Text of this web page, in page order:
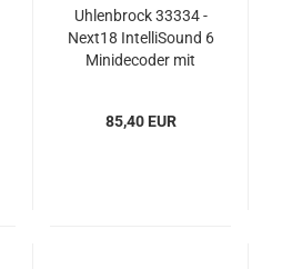
Uhlenbrock 33334 -
Next18 IntelliSound 6
Minidecoder mit
85,40 EUR